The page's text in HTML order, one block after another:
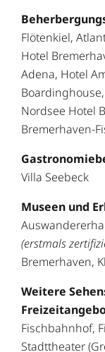
Flötenkiel,
Hotel
Adena, Hotel
Nordsee Hotel
Bremerhaven-
Villa Seebeck
Museen und
(erstmals
Bremerhaven,
Weitere
Fischbahnhof,
Stadttheater